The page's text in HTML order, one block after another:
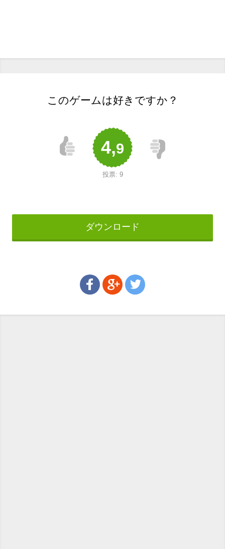
このゲームは好きですか？
4,9
投票: 9
ダウンロード